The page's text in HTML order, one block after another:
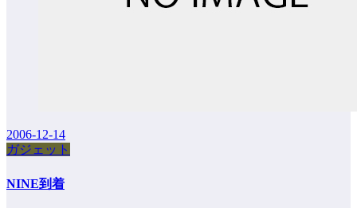
2006-12-14
ガジェット
NINE到着